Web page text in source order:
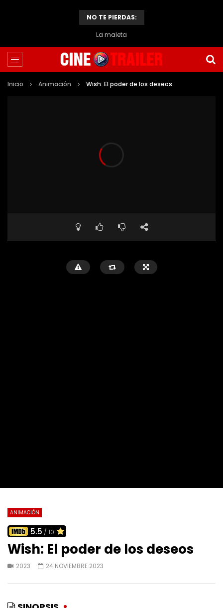
NO TE PIERDAS:
La maleta
Inicio Animación Wish: El poder de los deseos
ANIMACIÓN
5.5 / 10
Wish: El poder de los deseos
2023 24 NOVIEMBRE 2023